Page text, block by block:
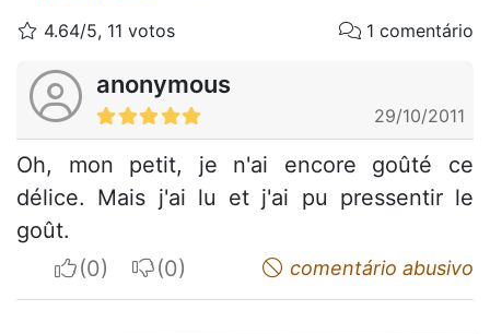
4.64/5, 11 votos 1 comentário
anonymous
29/10/2011
Oh, mon petit, je n'ai encore goûté ce
délice. Mais j'ai lu et j'ai pu pressentir le
goût.
I apreciateI do not appreciatecomentário abusivo